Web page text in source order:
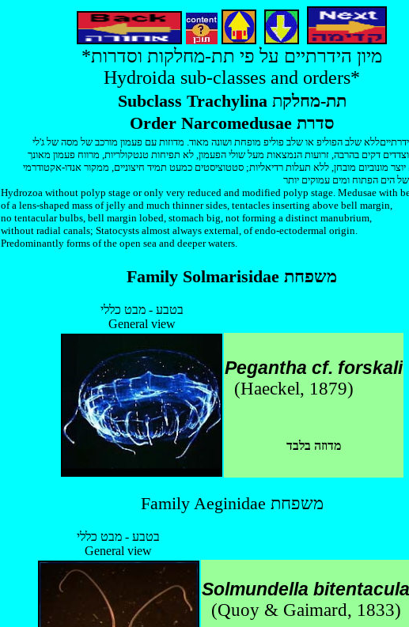
*מיון הידרתיים על פי תת-מחלקות וסדרות
Hydroida sub-classes and orders*
Subclass Trachylina תת-מחלקת
Order Narcomedusae סדרת
שלב הפוליפ או שלב פוליפ מופחת ושונה מאוד. מדוזות עם פעמון מורכב של מסה של ג'לי
Hydrozoa without polyp stage or only very reduced and modified polyp stage. Medusae with
of a lens-shaped mass of jelly and much thinner sides, tentacles inserting above bell margin,
no tentacular bulbs, bell margin lobed, stomach big, not forming a distinct manubrium,
without radial canals; Statocysts almost always external, of endo-ectodermal origin.
Predominantly forms of the open sea and deeper waters.
Family Solmarisidae משפחת
בטבע - מבט כללי
General view
Pegantha cf. forskali
(Haeckel, 1879)
מדוזה בלבד
Family Aeginidae משפחת
בטבע - מבט כללי
General view
Solmundella
(Quoy & Gaimard, 1833)